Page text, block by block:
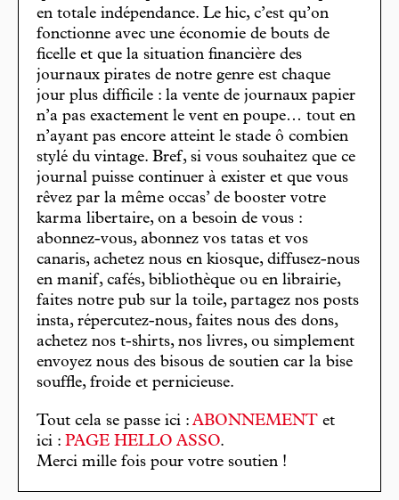
en totale indépendance. Le hic, c’est qu’on
fonctionne avec une économie de bouts de
ficelle et que la situation financière des
journaux pirates de notre genre est chaque
jour plus difficile : la vente de journaux papier
n’a pas exactement le vent en poupe… tout en
n’ayant pas encore atteint le stade ô combien
stylé du vintage. Bref, si vous souhaitez que ce
journal puisse continuer à exister et que vous
rêvez par la même occas’ de booster votre
karma libertaire, on a besoin de vous :
abonnez-vous, abonnez vos tatas et vos
canaris, achetez nous en kiosque, diffusez-nous
en manif, cafés, bibliothèque ou en librairie,
faites notre pub sur la toile, partagez nos posts
insta, répercutez-nous, faites nous des dons,
achetez nos t-shirts, nos livres, ou simplement
envoyez nous des bisous de soutien car la bise
souffle, froide et pernicieuse.
Tout cela se passe ici : ABONNEMENT et
ici : PAGE HELLO ASSO.
Merci mille fois pour votre soutien !